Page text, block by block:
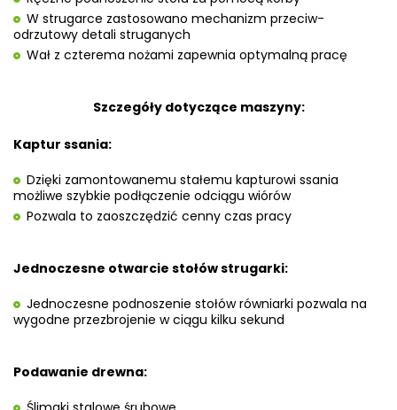
W strugarce zastosowano mechanizm przeciw-
odrzutowy detali struganych
Wał z czterema nożami zapewnia optymalną pracę
Szczegóły dotyczące maszyny:
Kaptur ssania:
Dzięki zamontowanemu stałemu kapturowi ssania
możliwe szybkie podłączenie odciągu wiórów
Pozwala to zaoszczędzić cenny czas pracy
Jednoczesne otwarcie stołów strugarki:
Jednoczesne podnoszenie stołów równiarki pozwala na
wygodne przezbrojenie w ciągu kilku sekund
Podawanie drewna: